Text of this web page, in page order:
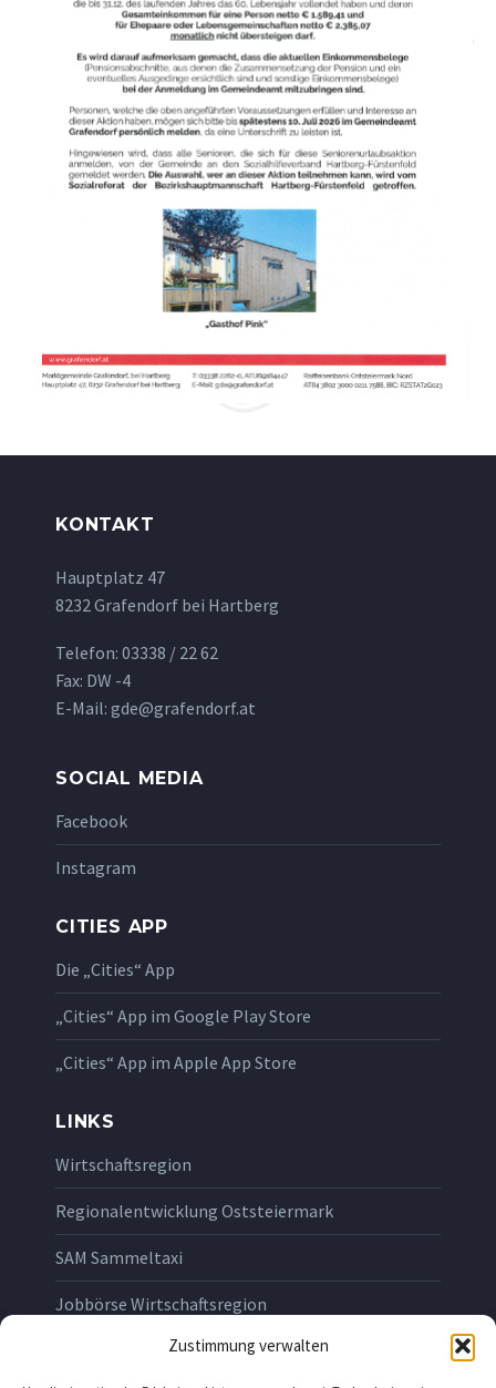
Zustimmung verwalten
KONTAKT
Hauptplatz 47
8232 Grafendorf bei Hartberg
Telefon: 03338 / 22 62
Fax: DW -4
E-Mail: gde@grafendorf.at
SOCIAL MEDIA
Facebook
Instagram
CITIES APP
Die „Cities“ App
„Cities“ App im Google Play Store
„Cities“ App im Apple App Store
LINKS
Wirtschaftsregion
Regionalentwicklung Oststeiermark
SAM Sammeltaxi
Jobbörse Wirtschaftsregion